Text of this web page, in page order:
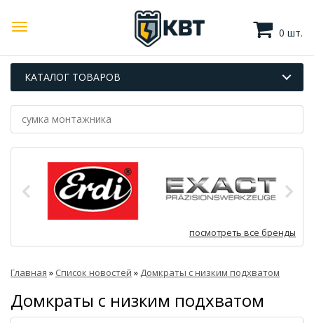
0 шт.
КАТАЛОГ ТОВАРОВ
посмотреть все бренды
Главная » Список новостей » Домкраты с низким подхватом
Домкраты с низким подхватом